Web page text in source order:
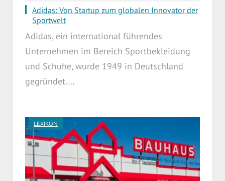
Adidas: Von Startup zum globalen Innovator der
Sportwelt
Adidas, ein international führendes
Unternehmen im Bereich Sportbekleidung
und Schuhe, wurde 1949 in Deutschland
gegründet.…
LEXIKON